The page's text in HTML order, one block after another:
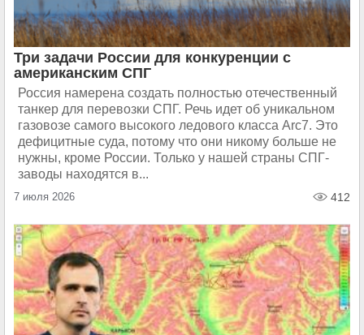
Три задачи России для конкуренции с
американским СПГ
Россия намерена создать полностью отечественный
танкер для перевозки СПГ. Речь идет об уникальном
газовозе самого высокого ледового класса Arc7. Это
дефицитные суда, потому что они никому больше не
нужны, кроме России. Только у нашей страны СПГ-
заводы находятся в...
7 июля 2026 412